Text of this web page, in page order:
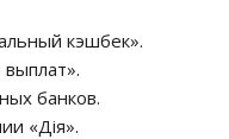
кэшбек».
банков.
«Дія».